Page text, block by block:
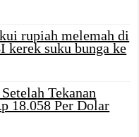
rupiah melemah di
kerek suku bunga ke
Tekanan
18.058 Per Dolar